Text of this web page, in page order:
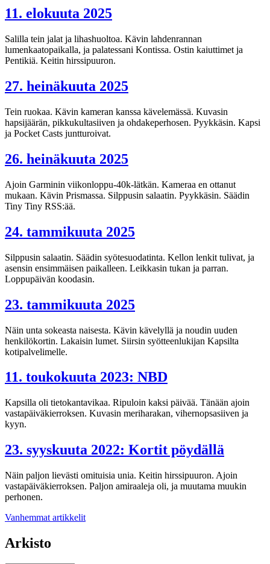
11. elokuuta 2025
Salilla tein jalat ja lihashuoltoa. Kävin lahdenrannan
lumenkaatopaikalla, ja palatessani Kontissa. Ostin kaiuttimet ja
Pentikiä. Keitin hirssipuuron.
27. heinäkuuta 2025
Tein ruokaa. Kävin kameran kanssa kävelemässä. Kuvasin
hapsijäärän, pikkukultasiiven ja ohdakeperhosen. Pyykkäsin. Kapsi
ja Pocket Casts juntturoivat.
26. heinäkuuta 2025
Ajoin Garminin viikonloppu-40k-lätkän. Kameraa en ottanut
mukaan. Kävin Prismassa. Silppusin salaatin. Pyykkäsin. Säädin
Tiny Tiny RSS:ää.
24. tammikuuta 2025
Silppusin salaatin. Säädin syötesuodatinta. Kellon lenkit tulivat, ja
asensin ensimmäisen paikalleen. Leikkasin tukan ja parran.
Loppupäivän koodasin.
23. tammikuuta 2025
Näin unta sokeasta naisesta. Kävin kävelyllä ja noudin uuden
henkilökortin. Lakaisin lumet. Siirsin syötteenlukijan Kapsilta
kotipalvelimelle.
11. toukokuuta 2023: NBD
Kapsilla oli tietokantavikaa. Ripuloin kaksi päivää. Tänään ajoin
vastapäiväkierroksen. Kuvasin meriharakan, vihernopsasiiven ja
kyyn.
23. syyskuuta 2022: Kortit pöydällä
Näin paljon lievästi omituisia unia. Keitin hirssipuuron. Ajoin
vastapäiväkierroksen. Paljon amiraaleja oli, ja muutama muukin
perhonen.
Artikkelien
selaus
Vanhemmat artikkelit
Arkisto